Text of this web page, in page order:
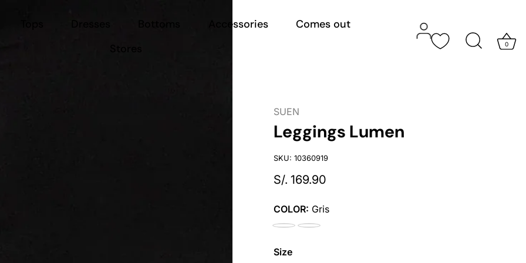
Accessories
Comes out
0
SUEN
Leggings Lumen
SKU: 10360919
S/. 169.90
COLOR: Gris
Gris Verde
Size